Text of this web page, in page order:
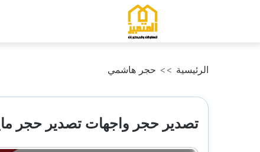
الرئيسية >> حجر هاشمي
تصدير حجر واجهات تصدير حجر مايكا